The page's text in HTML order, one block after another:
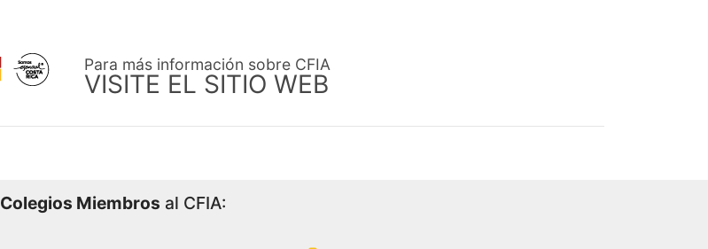
Para más información sobre CFIA
VISITE EL SITIO WEB
Colegios Miembros al CFIA: